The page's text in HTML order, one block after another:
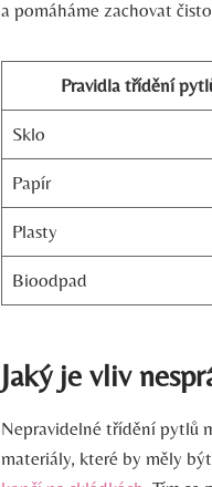
a pomáháme zachovat
Pravidla třídění
Sklo
Papír
Plasty
Bioodpad
Jaký je vliv
Nepravidelné třídění pytlů
materiály, které by měly